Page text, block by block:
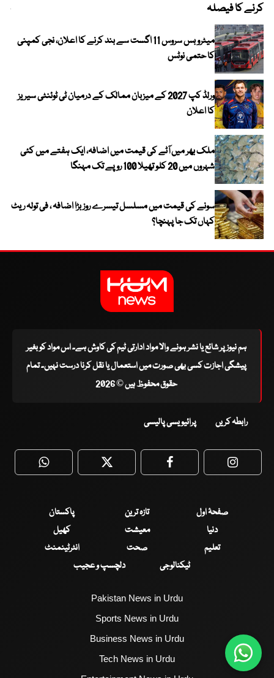
کرنے کا فیصلہ
میٹرو بس سروس 11 اگست سے بند کرنے کا اعلان، نجی کمپنی
کا حتمی نوٹس
ورلڈ کپ 2027 کے میزبان ممالک کے درمیان ٹی ٹوئنٹی سیریز
کا اعلان
ملک بھر میں آٹے کی قیمت میں اضافہ، ایک ہفتے میں کئی
شہروں میں 20 کلو تھیلا 100 روپے تک مہنگا
سونے کی قیمت میں مسلسل تیسرے روز بڑا اضافہ ، فی تولہ ریٹ
کہاں تک جا پہنچا؟
ہم نیوز پر شائع یا نشر ہونے والا مواد ادارتی ٹیم کی کاوش ہے۔ اس مواد کو بغیر
پیشگی اجازت کسی بھی صورت میں استعمال یا نقل کرنا درست نہیں۔ تمام
حقوق محفوظ ہیں © 2026
رابطہ کریں پرائیویسی پالیسی
WhatsApp Twitter Facebook
صفحۂ اول تازہ ترین
پاکستان
دنیا
معیشت
کھیل
تعلیم
صحت
انٹرٹینمنٹ
ٹیکنالوجی
دلچسپ و عجیب
Pakistan News in Urdu
Sports News in Urdu
Business News in Urdu
Tech News in Urdu